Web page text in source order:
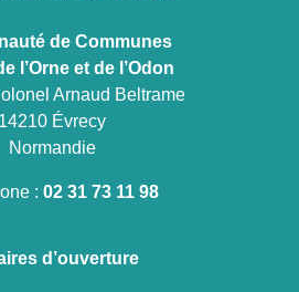
de Communes
l’Orne et de l’Odon
Arnaud Beltrame
14210 Évrecy
Normandie
: 02 31 73 11 98
d’ouverture